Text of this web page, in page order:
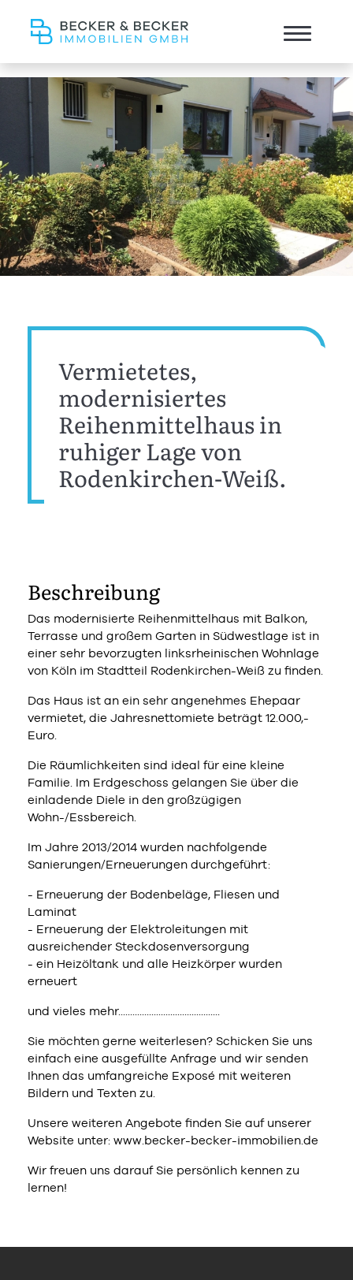
Vermietetes,
modernisiertes
Reihenmittelhaus in
ruhiger Lage von
Rodenkirchen-Weiß.
Beschreibung
Das modernisierte Reihenmittelhaus mit Balkon,
Terrasse und großem Garten in Südwestlage ist in
einer sehr bevorzugten linksrheinischen Wohnlage
von Köln im Stadtteil Rodenkirchen-Weiß zu finden.
Das Haus ist an ein sehr angenehmes Ehepaar
vermietet, die Jahresnettomiete beträgt 12.000,-
Euro.
Die Räumlichkeiten sind ideal für eine kleine
Familie. Im Erdgeschoss gelangen Sie über die
einladende Diele in den großzügigen
Wohn-/Essbereich.
Im Jahre 2013/2014 wurden nachfolgende
Sanierungen/Erneuerungen durchgeführt:
- Erneuerung der Bodenbeläge, Fliesen und
Laminat
- Erneuerung der Elektroleitungen mit
ausreichender Steckdosenversorgung
- ein Heizöltank und alle Heizkörper wurden
erneuert
und vieles mehr...........................................
Sie möchten gerne weiterlesen? Schicken Sie uns
einfach eine ausgefüllte Anfrage und wir senden
Ihnen das umfangreiche Exposé mit weiteren
Bildern und Texten zu.
Unsere weiteren Angebote finden Sie auf unserer
Website unter: www.becker-becker-immobilien.de
Wir freuen uns darauf Sie persönlich kennen zu
lernen!